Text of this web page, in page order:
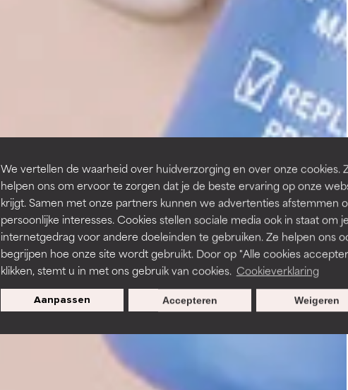
We vertellen de waarheid over huidverzorging en over onze cookies.
helpen ons om ervoor te zorgen dat je de beste ervaring op onze
krijgt. Samen met onze partners kunnen we advertenties afstemmen
persoonlijke interesses. Cookies stellen sociale media ook in staat om je
internetgedrag voor andere doeleinden te gebruiken. Ze helpen ons
begrijpen hoe onze site wordt gebruikt. Door op "Alle cookies
klikken, stemt u in met ons gebruik van cookies. Cookieverklaring
Aanpassen Weigeren
Accepteren